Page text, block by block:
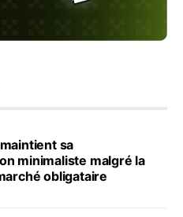
sa
minimaliste malgré la
obligataire